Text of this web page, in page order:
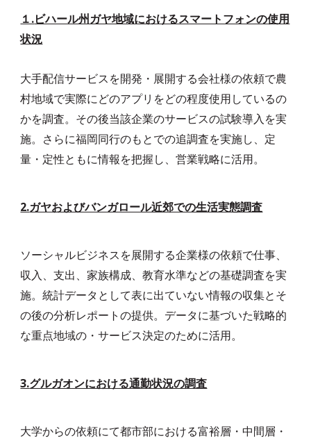
１.ビハール州ガヤ地域におけるスマートフォンの使用
状況
大手配信サービスを開発・展開する会社様の依頼で農
村地域で実際にどのアプリをどの程度使用しているの
かを調査。 その後当該企業のサービスの試験導入を実
施。さらに福岡同行のもとでの追調査を実施し、定
量・定性ともに情報を把握し、営業戦略に活用。
2.ガヤおよびバンガロール近郊での生活実態調査
ソーシャルビジネスを展開する企業様の依頼で仕事、
収入、支出、家族構成、教育水準などの基礎調査を実
施。統計データとして表に出ていない情報の収集とそ
の後の分析レポートの提供。データに基づいた戦略的
な重点地域の・サービス決定のために活用。
3.グルガオンにおける通勤状況の調査
大学からの依頼にて都市部における富裕層・中間層・